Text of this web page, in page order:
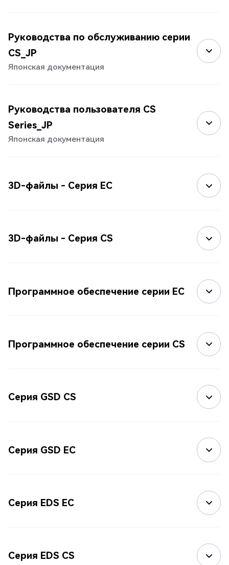
Руководства по обслуживанию серии
CS_JP
Японская документация
Руководства пользователя CS
Series_JP
Японская документация
3D-файлы - Серия EC
3D-файлы - Серия CS
Программное обеспечение серии EC
Программное обеспечение серии CS
Серия GSD CS
Серия GSD EC
Серия EDS EC
Серия EDS CS